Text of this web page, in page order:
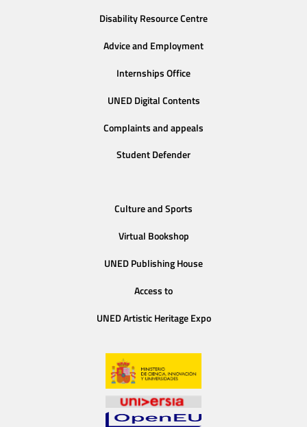
Disability Resource Centre
Advice and Employment
Internships Office
UNED Digital Contents
Complaints and appeals
Student Defender
Culture and Sports
Virtual Bookshop
UNED Publishing House
Access to
UNED Artistic Heritage Expo